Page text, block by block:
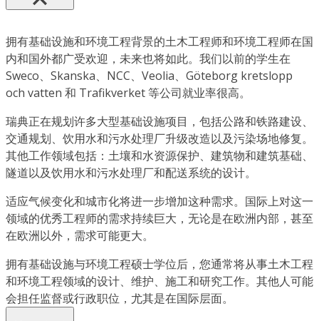
拥有基础设施和环境工程背景的土木工程师和环境工程师在国
内和国外都广受欢迎，未来也将如此。我们以前的学生在
Sweco、Skanska、NCC、Veolia、Göteborg kretslopp
och vatten 和 Trafikverket 等公司就业率很高。
瑞典正在规划许多大型基础设施项目，包括公路和铁路建设、
交通规划、饮用水和污水处理厂升级改造以及污染场地修复。
其他工作领域包括：土壤和水资源保护、建筑物和建筑基础、
隧道以及饮用水和污水处理厂和配送系统的设计。
适应气候变化和城市化将进一步增加这种需求。国际上对这一
领域的优秀工程师的需求持续巨大，无论是在欧洲内部，甚至
在欧洲以外，需求可能更大。
拥有基础设施与环境工程硕士学位后，您通常将从事土木工程
和环境工程领域的设计、维护、施工和研究工作。其他人可能
会担任监督或行政职位，尤其是在国际层面。